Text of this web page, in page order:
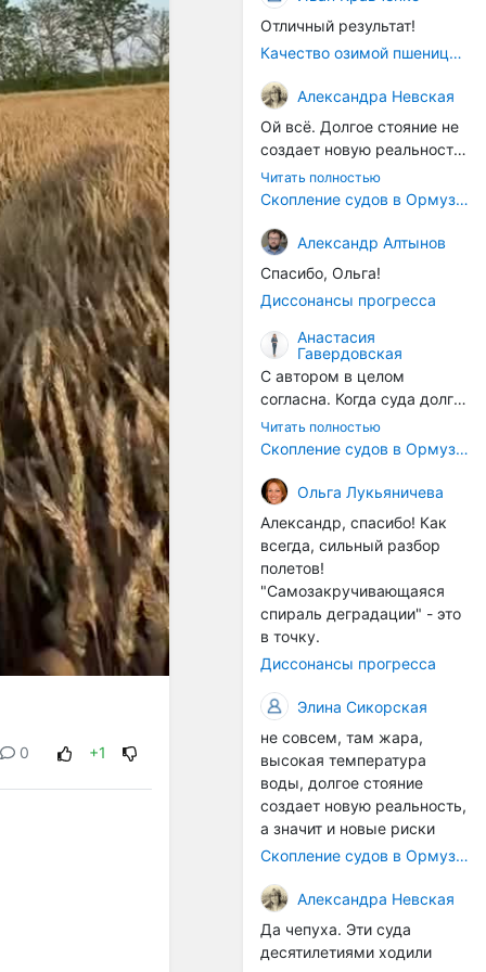
0 +1
Отличный результат!
Качество озимой пшеницы 2026 год
Александра Невская
Ой всё. Долгое стояние не
создает новую реальность.
Морские организмы всегда
накапливаются на судах.
на чистку от тех самых
организмов. И год за
годом, век за веком суда
разносят эти самые
организмы по пути
следования.
Читать полностью
Скопление судов в Ормузском проливе грозит катастрофическим распространением инвазивных видов
Александр Алтынов
Спасибо, Ольга!
Диссонансы прогресса
Анастасия
Гавердовская
С автором в целом
согласна. Когда суда долго
стоят в теплой воде, на их
корпусах активно
организмы, и потом они
могут быть перенесены в
другие регионы. Поэтому
проблема вполне реальная
— просто я бы говорила не
о неизбежной катастрофе,
а о повышенном риске,
который нельзя
игнорировать. А так да 👍
Читать полностью
Скопление судов в Ормузском проливе грозит катастрофическим распространением инвазивных видов
Ольга Лукьяничева
Александр, спасибо! Как
всегда, сильный разбор
полетов!
"Самозакручивающаяся
спираль деградации" - это
в точку.
Диссонансы прогресса
Элина Сикорская
не совсем, там жара,
высокая температура
воды, долгое стояние
создает новую реальность,
а значит и новые риски
Скопление судов в Ормузском проливе грозит катастрофическим распространением инвазивных видов
Александра Невская
Да чепуха. Эти суда
десятилетиями ходили